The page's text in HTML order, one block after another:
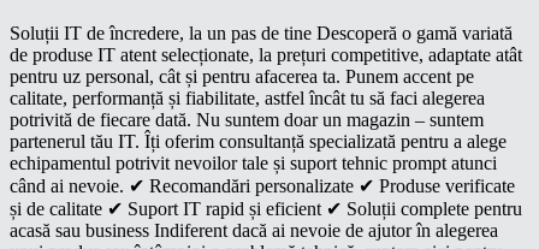
Soluții IT de încredere, la un pas de tine Descoperă o gamă variată
de produse IT atent selecționate, la prețuri competitive, adaptate atât
pentru uz personal, cât și pentru afacerea ta. Punem accent pe
calitate, performanță și fiabilitate, astfel încât tu să faci alegerea
potrivită de fiecare dată. Nu suntem doar un magazin – suntem
partenerul tău IT. Îți oferim consultanță specializată pentru a alege
echipamentul potrivit nevoilor tale și suport tehnic prompt atunci
când ai nevoie. ✔ Recomandări personalizate ✔ Produse verificate
și de calitate ✔ Suport IT rapid și eficient ✔ Soluții complete pentru
acasă sau business Indiferent dacă ai nevoie de ajutor în alegerea